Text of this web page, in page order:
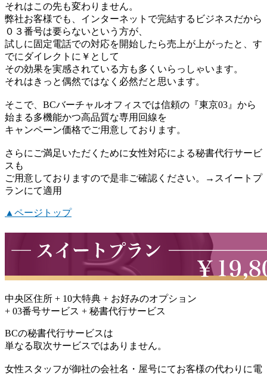
それはこの先も変わりません。
弊社お客様でも、インターネットで完結するビジネスだから
０３番号は要らないという方が、
試しに固定電話での対応を開始したら売上が上がったと、す
でにダイレクトに￥として
その効果を実感されている方も多くいらっしゃいます。
それはきっと偶然ではなく必然だと思います。
そこで、BCバーチャルオフィスでは信頼の『東京03』から
始まる多機能かつ高品質な専用回線を
キャンペーン価格でご用意しております。
さらにご満足いただくために女性対応による秘書代行サービ
スも
ご用意しておりますので是非ご確認ください。→スイートプ
ランにて適用
▲ページトップ
中央区住所 + 10大特典 + お好みのオプション
+ 03番号サービス + 秘書代行サービス
BCの秘書代行サービスは
単なる取次サービスではありません。
女性スタッフが御社の会社名・屋号にてお客様の代わりに電